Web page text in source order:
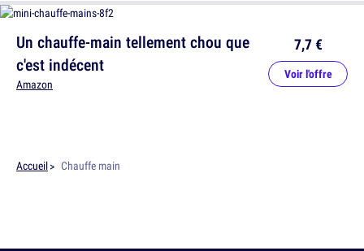
Un chauffe-main tellement chou que
c'est indécent
Amazon
7,7 €
Voir l'offre
Accueil Chauffe main